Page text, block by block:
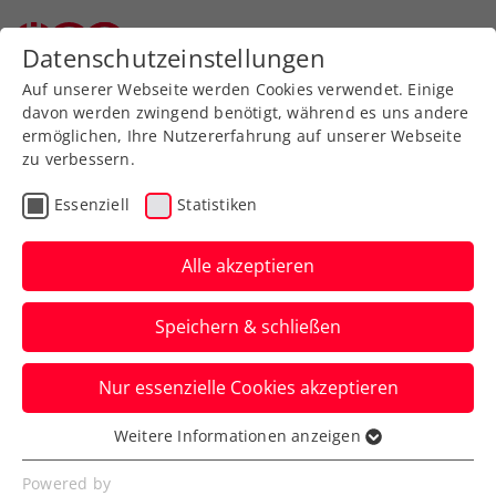
Zurück zur Newsübersicht
Rollstuhltennis
LOTTERIEN Sporthilfe-
Gala: Langmann als
„Sportler:in mit Herz“
nominiert
Vom 18. bis 24. September kann man fürs
Datenschutzeinstellungen
Auf unserer Webseite werden Cookies verwendet. Einige
davon werden zwingend benötigt, während es uns andere
ermöglichen, Ihre Nutzererfahrung auf unserer Webseite
zu verbessern.
Essenziell Statistiken
Alle akzeptieren
Speichern & schließen
Nur essenzielle Cookies akzeptieren
Essenziell
Essenzielle Cookies werden für grundlegende
Weitere Informationen anzeigen
Powered by